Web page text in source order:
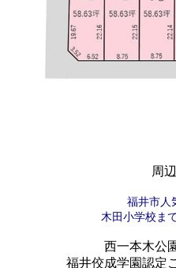
周
福井市人
木田小学校ま
西一本木公
福井佼成学園認定